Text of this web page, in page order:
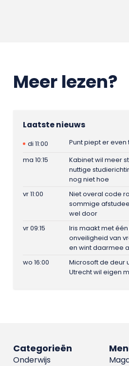
Meer lezen?
Laatste nieuws
di 11:00
Punt piept er even
ma 10:15
Kabinet wil meer
nuttige
nog niet hoe
vr 11:00
Niet overal code
sommige
wel door
vr 09:15
Iris maakt met
onveiligheid van
en wint daarmee
wo 16:00
Microsoft de deur
Utrecht wil eigen
Categorieën
Onderwijs